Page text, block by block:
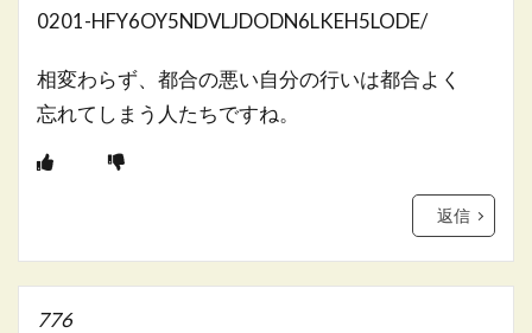
0201-HFY6OY5NDVLJDODN6LKEH5LODE/
相変わらず、都合の悪い自分の行いは都合よく
忘れてしまう人たちですね。
返信
776